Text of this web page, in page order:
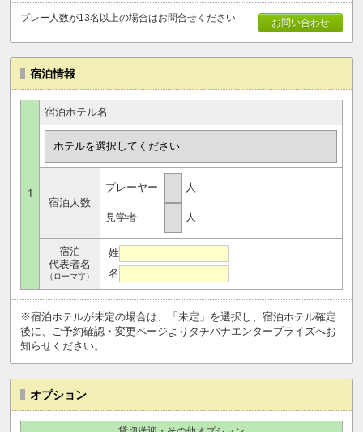
お問い合わせ
プレー人数が13名以上の場合はお問合せください
宿泊情報
1
宿泊ホテル名
宿泊人数
プレーヤー 人
見学者 人
宿泊
代表者名
（ローマ字）
姓
名
※宿泊ホテルが未定の場合は、「未定」を選択し、宿泊ホテル確定
後に、ご予約確認・変更ページよりタチバナエンタープライズへお
知らせください。
オプション